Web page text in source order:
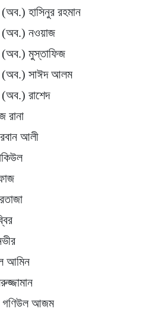
(অব.) হাসিনুর রহমান
(অব.) নওয়াজ
(অব.) মুস্তাফিজ
(অব.) সাঈদ আলম
(অব.) রাশেদ
আলী
আমিন
গণিউল আজম